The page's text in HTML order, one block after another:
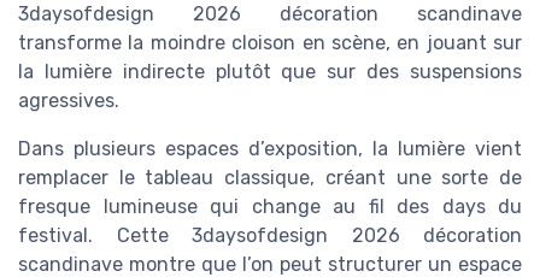
3daysofdesign 2026 décoration scandinave
transforme la moindre cloison en scène, en jouant sur
la lumière indirecte plutôt que sur des suspensions
agressives.
Dans plusieurs espaces d’exposition, la lumière vient
remplacer le tableau classique, créant une sorte de
fresque lumineuse qui change au fil des days du
festival. Cette 3daysofdesign 2026 décoration
scandinave montre que l’on peut structurer un espace